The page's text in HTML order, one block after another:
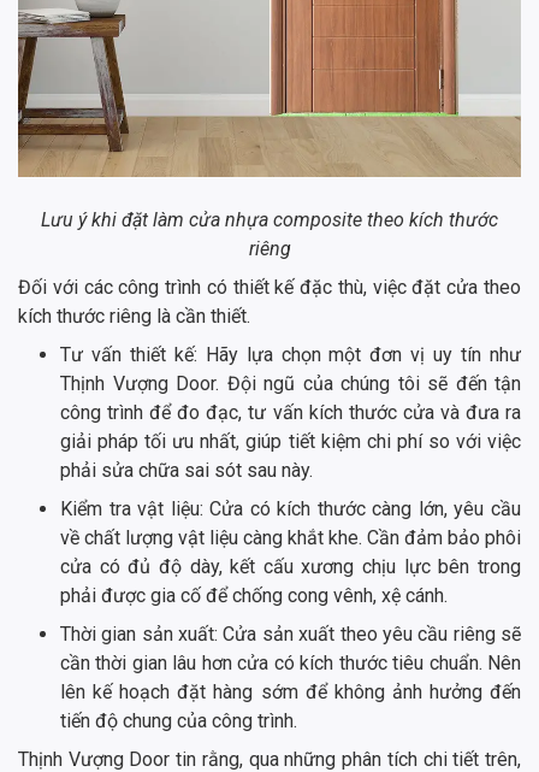
Lưu ý khi đặt làm cửa nhựa composite theo kích thước
riêng
Đối với các công trình có thiết kế đặc thù, việc đặt cửa theo
kích thước riêng là cần thiết.
Tư vấn thiết kế: Hãy lựa chọn một đơn vị uy tín như
Thịnh Vượng Door. Đội ngũ của chúng tôi sẽ đến tận
công trình để đo đạc, tư vấn kích thước cửa và đưa ra
giải pháp tối ưu nhất, giúp tiết kiệm chi phí so với việc
phải sửa chữa sai sót sau này.
Kiểm tra vật liệu: Cửa có kích thước càng lớn, yêu cầu
về chất lượng vật liệu càng khắt khe. Cần đảm bảo phôi
cửa có đủ độ dày, kết cấu xương chịu lực bên trong
phải được gia cố để chống cong vênh, xệ cánh.
Thời gian sản xuất: Cửa sản xuất theo yêu cầu riêng sẽ
cần thời gian lâu hơn cửa có kích thước tiêu chuẩn. Nên
lên kế hoạch đặt hàng sớm để không ảnh hưởng đến
tiến độ chung của công trình.
Thịnh Vượng Door tin rằng, qua những phân tích chi tiết trên,